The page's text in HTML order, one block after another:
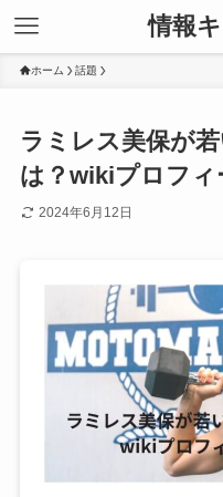
情報
ホーム 話題
ラミレス美保が
は？wikiプロフィ
2024年6月12日